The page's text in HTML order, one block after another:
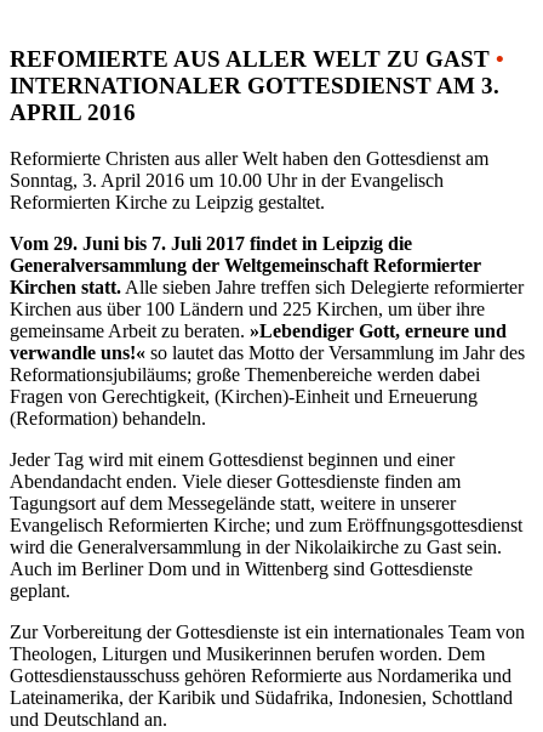
REFOMIERTE AUS ALLER WELT ZU GAST •
INTERNATIONALER GOTTESDIENST AM 3.
APRIL 2016
Reformierte Christen aus aller Welt haben den Gottesdienst am
Sonntag, 3. April 2016 um 10.00 Uhr in der Evangelisch
Reformierten Kirche zu Leipzig gestaltet.
Vom 29. Juni bis 7. Juli 2017 findet in Leipzig die
Generalversammlung der Weltgemeinschaft Reformierter
Kirchen statt.Alle sieben Jahre treffen sich Delegierte reformierter
Kirchen aus über 100 Ländern und 225 Kirchen, um über ihre
gemeinsame Arbeit zu beraten. »Lebendiger Gott, erneure und
verwandle uns!« so lautet das Motto der Versammlung im Jahr des
Reformationsjubiläums; große Themenbereiche werden dabei
Fragen von Gerechtigkeit, (Kirchen)-Einheit und Erneuerung
(Reformation) behandeln.
Jeder Tag wird mit einem Gottesdienst beginnen und einer
Abendandacht enden. Viele dieser Gottesdienste finden am
Tagungsort auf dem Messegelände statt, weitere in unserer
Evangelisch Reformierten Kirche; und zum Eröffnungsgottesdienst
wird die Generalversammlung in der Nikolaikirche zu Gast sein.
Auch im Berliner Dom und in Wittenberg sind Gottesdienste
geplant.
Zur Vorbereitung der Gottesdienste ist ein internationales Team von
Theologen, Liturgen und Musikerinnen berufen worden. Dem
Gottesdienstausschuss gehören Reformierte aus Nordamerika und
Lateinamerika, der Karibik und Südafrika, Indonesien, Schottland
und Deutschland an.